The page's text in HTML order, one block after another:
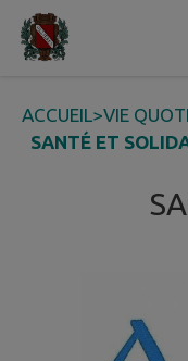
Contenu
ACCUEIL>VIE
SANTÉ ET